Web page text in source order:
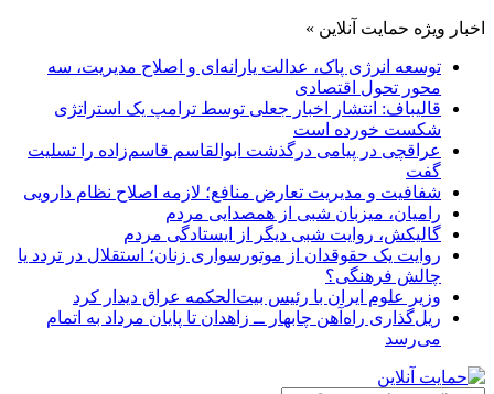
اخبار ویژه حمایت آنلاین »
توسعه انرژی پاک، عدالت یارانه‌ای و اصلاح مدیریت، سه
محور تحول اقتصادی
قالیباف: انتشار اخبار جعلی توسط ترامپ یک استراتژی
شکست خورده است
عراقچی در پیامی درگذشت ابوالقاسم قاسم‌زاده را تسلیت
گفت
شفافیت و مدیریت تعارض منافع؛ لازمه اصلاح نظام دارویی
رامیان، میزبان شبی از همصدایی مردم
گالیکش، روایت شبی دیگر از ایستادگی مردم
روایت یک حقوقدان از موتورسواری زنان؛ استقلال در تردد یا
چالش فرهنگی؟
وزیر علوم ایران با رئیس بیت‌الحکمه عراق دیدار کرد
ریل‌گذاری راه‌آهن چابهار ــ زاهدان تا پایان مرداد به اتمام
می‌رسد